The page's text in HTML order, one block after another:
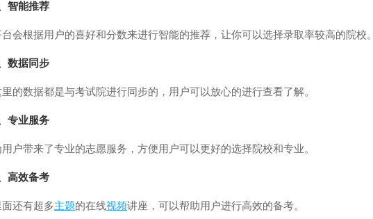
能推荐
根据用户的喜好和分数来进行智能的推荐，让你可以选择录取率较高的院校
据同步
数据都是与考试院进行同步的，用户可以放心的进行查看了解。
业服务
带来了专业的志愿服务，方便用户可以更好的选择院校和专业。
高效备考
有超多主题的在线视频讲座，可以帮助用户进行高效的备考。